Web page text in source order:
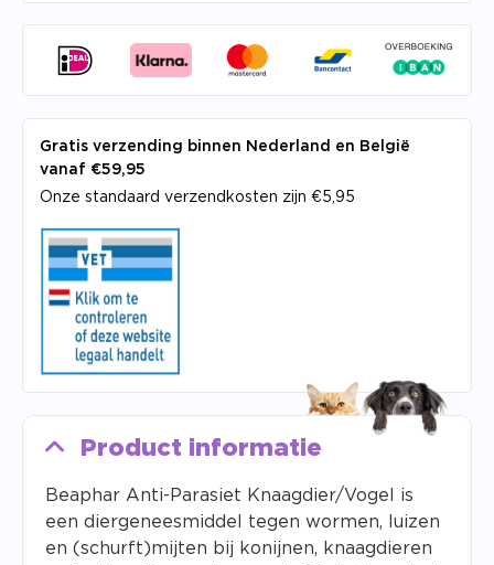
Gratis verzending binnen Nederland en België
vanaf €59,95
Onze standaard verzendkosten zijn €5,95
Product informatie
Beaphar Anti-Parasiet Knaagdier/Vogel is
een diergeneesmiddel tegen wormen, luizen
en (schurft)mijten bij konijnen, knaagdieren